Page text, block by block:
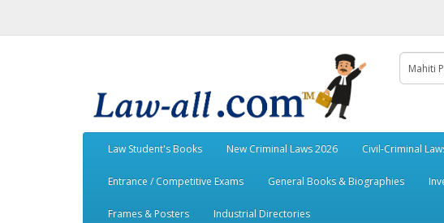
Law Student's Books New Criminal Laws 2026 Civil-Criminal
Entrance / Competitive Exams General Books & Biographies
Frames & Posters Industrial Directories